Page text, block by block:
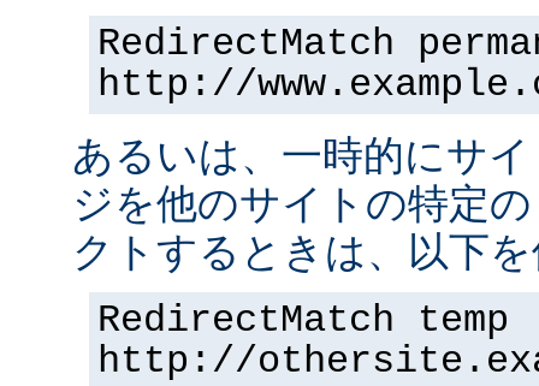
RedirectMatch
http://
あるいは、一時的にサ
ジを他のサイトの特定
クトするときは、以下
RedirectMatch
http://